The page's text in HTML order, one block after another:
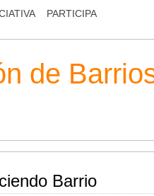
PARTICIPA
de
Barrio